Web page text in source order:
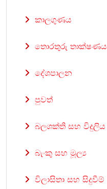
කාලගුණය
තොරතුරු තාක්ෂණය
දේශපාලන
පුවත්
බලශක්ති සහ විදුලිය
බැංකු සහ මූල්‍ය
විලාසිතා සහ සිදුවීම්